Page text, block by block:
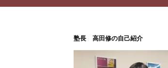
塾長 高田修の自己紹介